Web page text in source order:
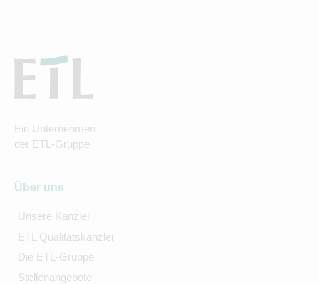
Ein Unternehmen
der ETL-Gruppe
Über uns
Unsere Kanzlei
ETL Qualitätskanzlei
Die ETL-Gruppe
Stellenangebote